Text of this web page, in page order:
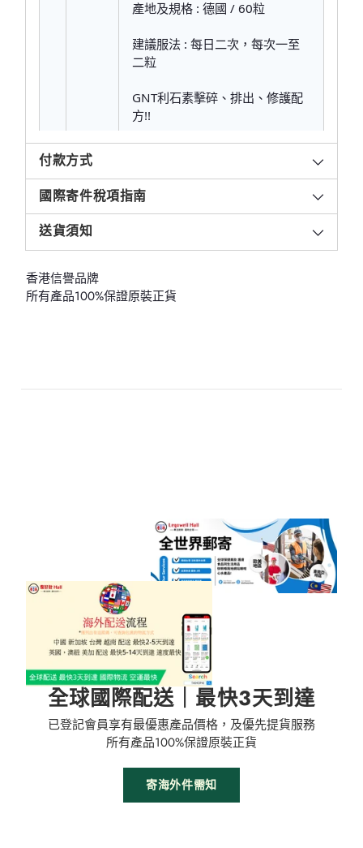
產地及規格 : 德國 / 60粒
建議服法 : 每日二次，每次一至
二粒
GNT利石素擊碎、排出、修護配
方!!
付款方式
國際寄件稅項指南
送貨須知
香港信譽品牌
所有產品100%保證原裝正貨
全球國際配送｜最快3天到達
已登記會員享有最優惠產品價格，及優先提貨服務
所有產品100%保證原裝正貨
寄海外件需知